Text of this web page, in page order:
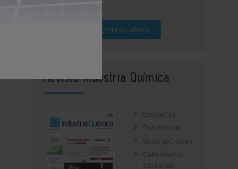
Regístrese ahora
Revista Industria Química
Contacto
Publicidad
Suscripciones
Calendario
Editorial